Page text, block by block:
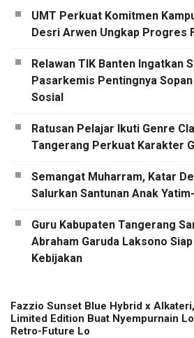
UMT Perkuat Komitmen
Desri Arwen Ungkap Progres
Relawan TIK Banten Ingatkan
Pasarkemis Pentingnya
Sosial
Ratusan Pelajar Ikuti Genre
Tangerang Perkuat Karakter
Semangat Muharram, Katar
Salurkan Santunan Anak
Guru Kabupaten Tangerang
Abraham Garuda Laksono
Kebijakan
Fazzio Sunset Blue Hybrid x
Limited Edition Buat Nyempurnain
Retro-Future Lo